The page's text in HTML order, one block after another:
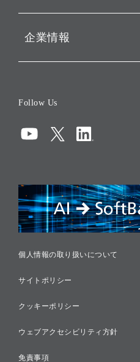
企業情報
コンプライアンス
リスクマネジメント
税務に対する取り組み
採用情報
Follow Us
個人情報の取り扱いについて
サイトポリシー
クッキーポリシー
ウェブアクセシビリティ方針
免責事項